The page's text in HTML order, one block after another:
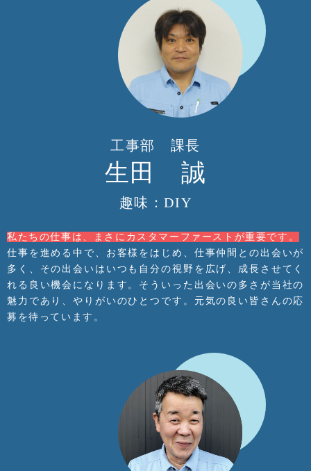
工事部 課長
生田 誠
趣味：DIY
私たちの仕事は、まさにカスタマーファーストが重要です。
仕事を進める中で、お客様をはじめ、仕事仲間との出会いが
多く、その出会いはいつも自分の視野を広げ、成長させてく
れる良い機会になります。そういった出会いの多さが当社の
魅力であり、やりがいのひとつです。元気の良い皆さんの応
募を待っています。